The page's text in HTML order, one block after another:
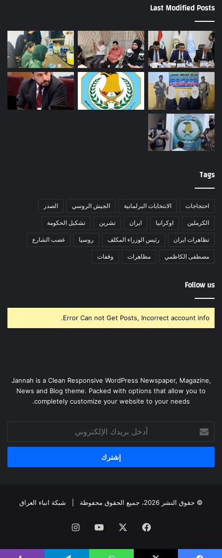
Last Modified Posts
Tags
احتجاجات الانتخابات البرلمانية الجيش الروسي الصدر
الكرملين اوكرانيا ايران تشرين تشكيل الحكومة
تظاهرات ايران رئيس الوزراء المكلف روسيا غضب الشارع
مصطفى الكاظمي مظاهرات وقفات
Follow us
Error Can not Get Posts, Incorrect account info.
Jannah is a Clean Responsive WordPress Newspaper, Magazine,
News and Blog theme. Packed with options that allow you to
completely customize your website to your needs.
بريدك
الإلكتروني
© حقوق النشر 2026، جميع الحقوق محفوظة | شبكة انباء العراق
فيسبوك ‫YouTubeانستقرام